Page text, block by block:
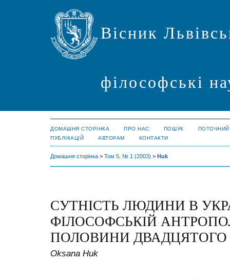
Вісник
філософські
ДОМАШНЯ СТОРІНКА ПРО НАС ПОШУК
ПОТОЧНИЙ
ПУБЛІКАЦІЙ
АВТОРАМ КОНТАКТИ
Домашня сторінка > Том 5, № 1 (2003) > Huk
СУТНІСТЬ ЛЮДИНИ В
ФІЛОСОФСЬКІЙ
ПОЛОВИНИ ДВАДЦЯТОГО
Oksana Huk